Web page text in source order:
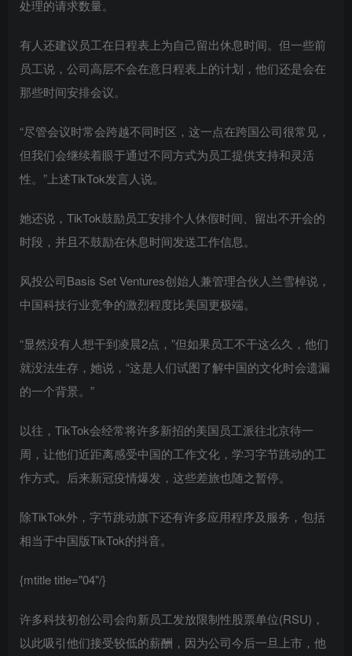
处理的请求数量。
有人还建议员工在日程表上为自己留出休息时间。但一些前
员工说，公司高层不会在意日程表上的计划，他们还是会在
那些时间安排会议。
“尽管会议时常会跨越不同时区，这一点在跨国公司很常见，
但我们会继续着眼于通过不同方式为员工提供支持和灵活
性。”上述TikTok发言人说。
她还说，TikTok鼓励员工安排个人休假时间、留出不开会的
时段，并且不鼓励在休息时间发送工作信息。
风投公司Basis Set Ventures创始人兼管理合伙人兰雪棹说，
中国科技行业竞争的激烈程度比美国更极端。
“显然没有人想干到凌晨2点，”但如果员工不干这么久，他们
就没法生存，她说，“这是人们试图了解中国的文化时会遗漏
的一个背景。”
以往，TikTok会经常将许多新招的美国员工派往北京待一
周，让他们近距离感受中国的工作文化，学习字节跳动的工
作方式。后来新冠疫情爆发，这些差旅也随之暂停。
除TikTok外，字节跳动旗下还有许多应用程序及服务，包括
相当于中国版TikTok的抖音。
{mtitle title="04"/}
许多科技初创公司会向新员工发放限制性股票单位(RSU)，
以此吸引他们接受较低的薪酬，因为公司今后一旦上市，他